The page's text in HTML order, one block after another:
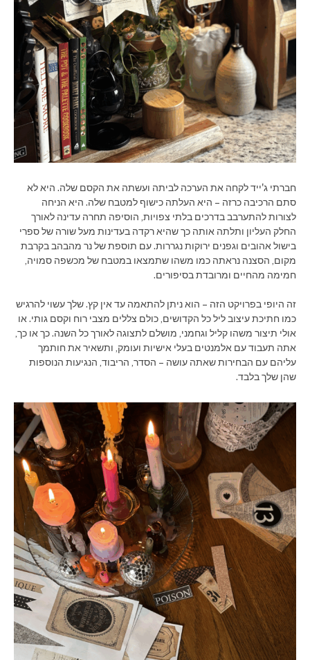
חברתי ג'ייד לקחה את הערכה לביתה ועשתה את הקסם שלה. היא לא
סתם הרכיבה כרזה – היא העלתה כישוף למטבח שלה. היא הניחה
לצורות להתערבב בדרכים בלתי צפויות, הוסיפה תחרה עדינה לאורך
החלק העליון ותלתה אותה כך שהיא רקדה בעדינות מעל שורה של ספרי
בישול אהובים וגפנים ירוקות נגררות. עם תוספת של נר מהבהב בקרבת
מקום, הסצנה נראתה כמו משהו שתמצאו במטבח של מכשפה סמויה,
חמימה מהחיים ומרובדת בסיפורים.
זה היופי בפרויקט הזה – הוא ניתן להתאמה עד אין קץ. שלך עשוי להרגיש
כמו חתיכת עיצוב ליל כל הקדושים, כולם צללים מצבי רוח וקסם גותי. או
אולי תיצור משהו קליל וגחמני, מושלם לתצוגה לאורך כל השנה. כך או כך,
אתה תעבוד עם אלמנטים בעלי אישיות ועומק, ותשאיר את חותמך
עליהם עם הבחירות שאתה עושה – הסדר, הריבוד, הנגיעות הנוספות
שהן שלך בלבד.